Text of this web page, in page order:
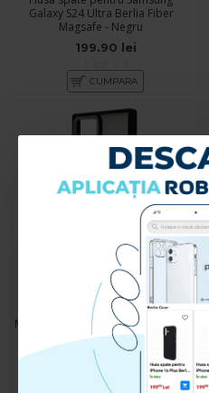
Galaxy S24 Ultra Berlia Fiber
Magsafe - Negru
199.90 lei
CUMPARA
Husa spate pentru Samsung
Galaxy S24 Ultra Berlia Matte
Magsafe - Semitransparent/Negru
219.90 lei
CUMPARA